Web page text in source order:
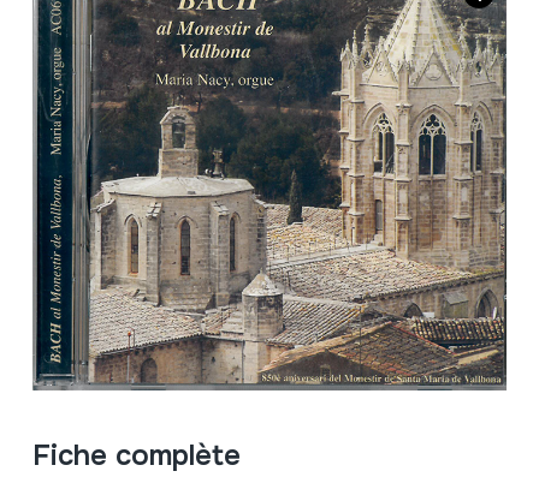
Fiche complète